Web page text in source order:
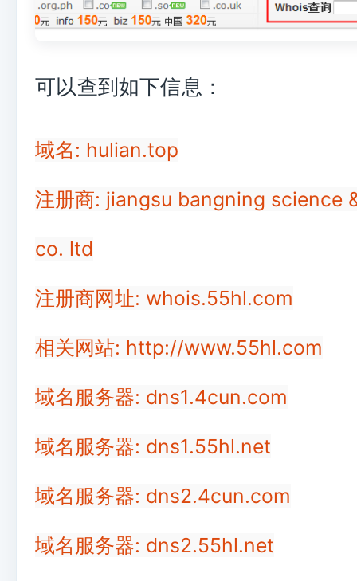
可以查到如下信息：
域名: hulian.top
注册商: jiangsu bangning science
co. ltd
注册商网址: whois.55hl.com
相关网站: http://www.55hl.com
域名服务器: dns1.4cun.com
域名服务器: dns1.55hl.net
域名服务器: dns2.4cun.com
域名服务器: dns2.55hl.net